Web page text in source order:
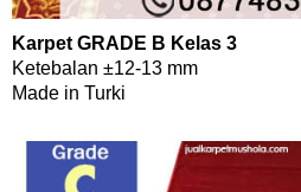
Karpet GRADE B Kelas 3
Ketebalan ±12-13 mm
Made in Turki